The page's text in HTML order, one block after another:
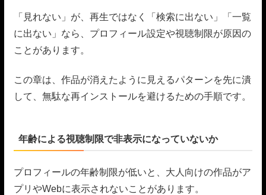
「見れない」が、再生ではなく「検索に出ない」「一覧
に出ない」なら、プロフィール設定や視聴制限が原因の
ことがあります。
この章は、作品が消えたように見えるパターンを先に潰
して、無駄な再インストールを避けるための手順です。
年齢による視聴制限で非表示になっていないか
プロフィールの年齢制限が低いと、大人向けの作品がア
プリやWebに表示されないことがあります。